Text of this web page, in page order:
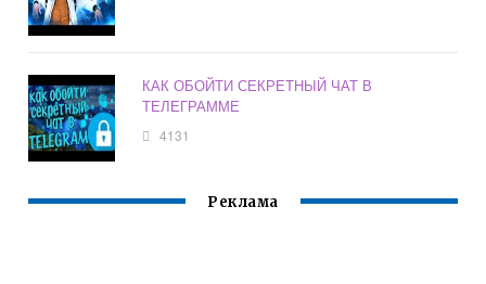
КАК ОБОЙТИ СЕКРЕТНЫЙ ЧАТ В
ТЕЛЕГРАММЕ
4131
Реклама